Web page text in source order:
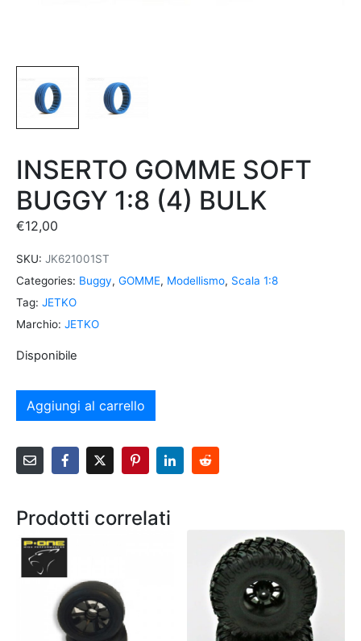
INSERTO GOMME SOFT
BUGGY 1:8 (4) BULK
€12,00
SKU: JK621001ST
Categories: Buggy, GOMME, Modellismo, Scala 1:8
Tag: JETKO
Marchio: JETKO
Disponibile
Aggiungi al carrello
Prodotti correlati